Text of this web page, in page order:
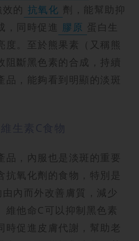
的 抗氧化 劑，能幫助抑
，同時促進 膠原 蛋白生
度。至於熊果素（又稱熊
阻斷黑色素的合成，持續
品，能夠看到明顯的淡斑
品，內服也是淡斑的重要
抗氧化劑的食物，特別是
內而外改善膚質，減少
維他命C可以抑制黑色素
時促進皮膚代謝，幫助老